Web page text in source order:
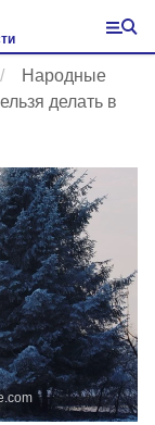
Народные
делать в